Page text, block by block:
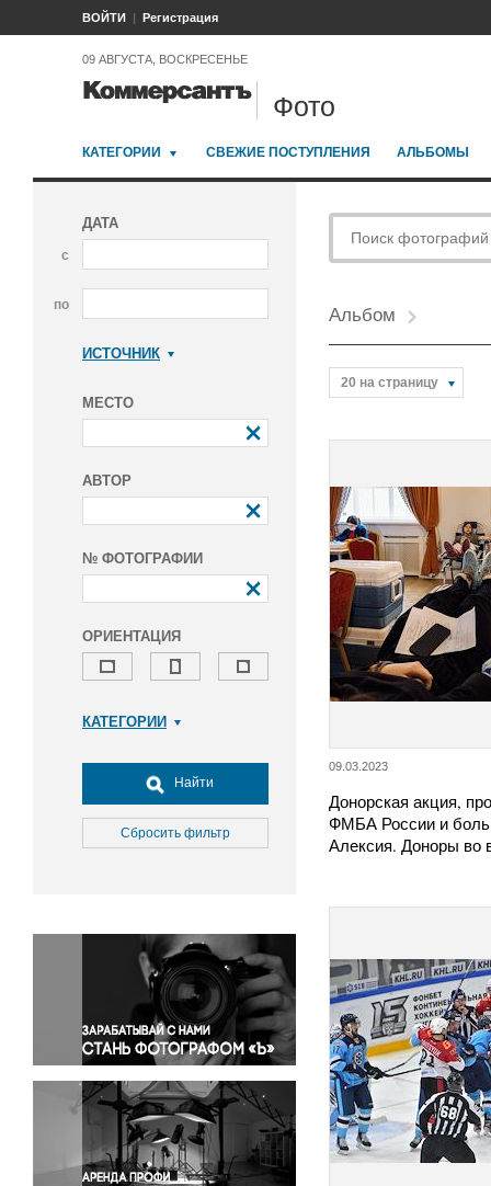
ВОЙТИ Регистрация
09 АВГУСТА, ВОСКРЕСЕНЬЕ
Фото
КАТЕГОРИИ СВЕЖИЕ ПОСТУПЛЕНИЯ АЛЬБОМЫ
ДАТА
с
по
ИСТОЧНИК
МЕСТО
АВТОР
№ ФОТОГРАФИИ
ОРИЕНТАЦИЯ
КАТЕГОРИИ
Досуг, туризм и отдых
Культура
Медицина
Окружающая среда
Политика
Правосудие
Происшествия и конфликты
Религия
Светская жизнь
Спорт
Экология
Экономика и бизнес
Найти
Сбросить фильтр
Альбом
20 на страницу
09.03.2023
Донорская акция,
ФМБА России и
Алексия. Доноры во